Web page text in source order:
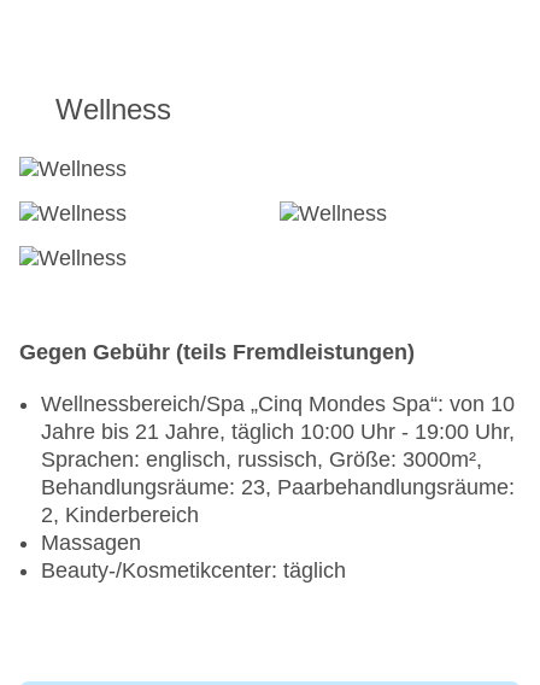
Wellness
Gegen Gebühr (teils Fremdleistungen)
Wellnessbereich/Spa „Cinq Mondes Spa“: von 10
Jahre bis 21 Jahre, täglich 10:00 Uhr - 19:00 Uhr,
Sprachen: englisch, russisch, Größe: 3000m²,
Behandlungsräume: 23, Paarbehandlungsräume:
2, Kinderbereich
Massagen
Beauty-/Kosmetikcenter: täglich